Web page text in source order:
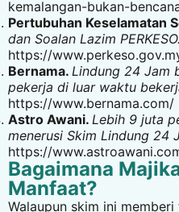
kemalangan-bukan-
Pertubuhan Keselamatan
dan Soalan Lazim PERKESO.
https://
Bernama. Lindung 24 Jam
pekerja di luar waktu
https://www.bernama.com/
Astro Awani. Lebih 9 juta
menerusi Skim Lindung 24
https://
Bagaimana
Manfaat?
Walaupun skim ini